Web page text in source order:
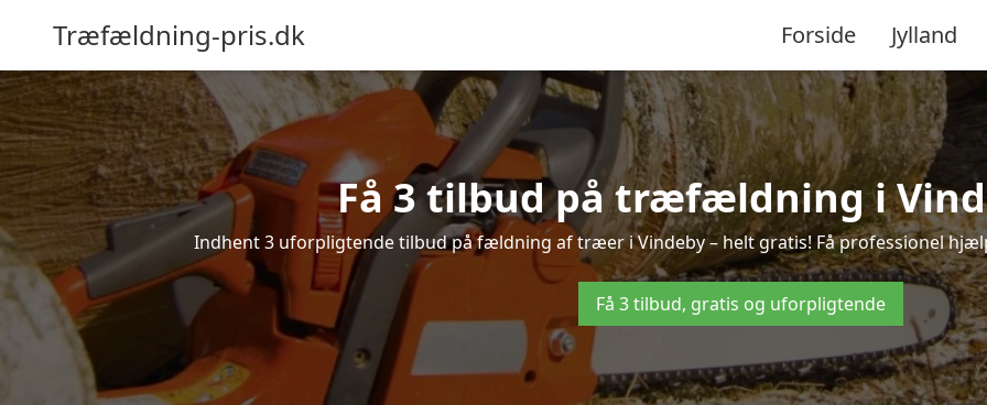
Træfældning-pris.dk Forside Jylland
Få 3 tilbud på træfældning i
Indhent 3 uforpligtende tilbud på fældning af træer i Vindeby – helt gratis! Få professionel
Få 3 tilbud, gratis og uforpligtende